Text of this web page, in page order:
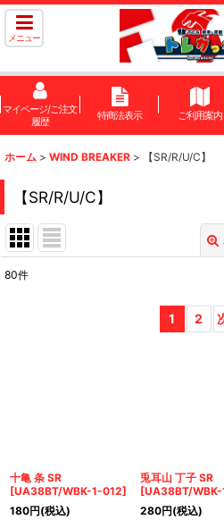
メニュー
マイページ/ご注文
履歴
特商法表示 ご利用案内
ホーム > WIND BREAKER > 【SR/R/U/C】
【SR/R/U/C】
80件
1 2
十亀 条 SR
[UA38BT/WBK-1-012]
180円(税込)
兎耳山 丁子 SR
[UA38BT/
280円(税込)